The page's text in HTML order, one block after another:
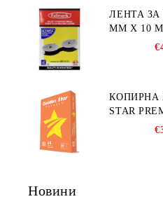
ЛЕНТА
MM X 10
КОПИРНА
STAR
Новини